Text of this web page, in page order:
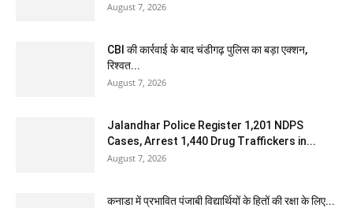
August 7, 2026
CBI की कार्रवाई के बाद चंडीगढ़ पुलिस का बड़ा एक्शन,
रिश्वत...
August 7, 2026
Jalandhar Police Register 1,201 NDPS
Cases, Arrest 1,440 Drug Traffickers in...
August 7, 2026
कनाडा में प्रभावित पंजाबी विद्यार्थियों के हितों की रक्षा के लिए...